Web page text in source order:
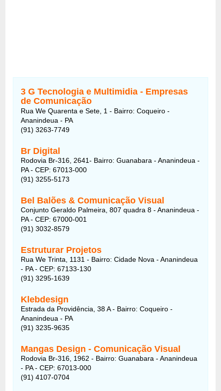
3 G Tecnologia e Multimidia - Empresas
de Comunicação
Rua We Quarenta e Sete, 1 - Bairro: Coqueiro -
Ananindeua - PA
(91) 3263-7749
Br Digital
Rodovia Br-316, 2641- Bairro: Guanabara - Ananindeua -
PA - CEP: 67013-000
(91) 3255-5173
Bel Balões & Comunicação Visual
Conjunto Geraldo Palmeira, 807 quadra 8 - Ananindeua -
PA - CEP: 67000-001
(91) 3032-8579
Estruturar Projetos
Rua We Trinta, 1131 - Bairro: Cidade Nova - Ananindeua
- PA - CEP: 67133-130
(91) 3295-1639
Klebdesign
Estrada da Providência, 38 A - Bairro: Coqueiro -
Ananindeua - PA
(91) 3235-9635
Mangas Design - Comunicação Visual
Rodovia Br-316, 1962 - Bairro: Guanabara - Ananindeua
- PA - CEP: 67013-000
(91) 4107-0704